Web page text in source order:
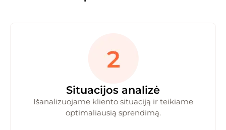
Situacijos analizė
Išanalizuojame kliento situaciją ir teikiame
optimaliausią sprendimą.